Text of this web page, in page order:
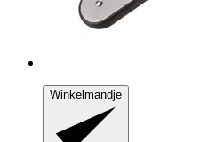
Winkelmandje